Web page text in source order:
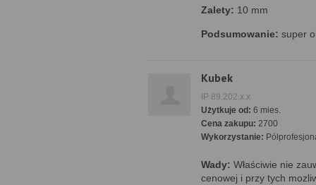
Zalety: 10 mm
Podsumowanie: super
Kubek
IP 89.202.x.x
Użytkuje od: 6 mies.
Cena zakupu: 2700
Wykorzystanie:
Wady: Właściwie nie
cenowej i przy tych